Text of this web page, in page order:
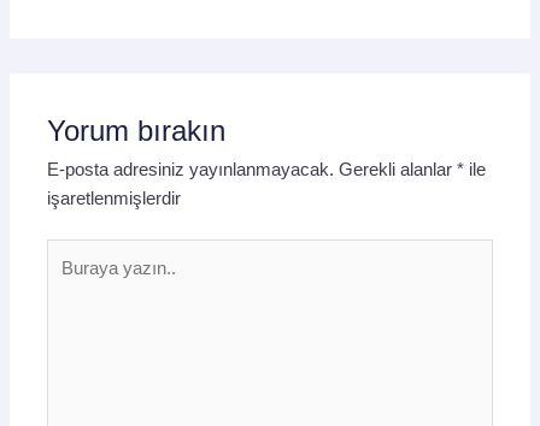
Yorum bırakın
E-posta adresiniz yayınlanmayacak. Gerekli alanlar* ile
işaretlenmişlerdir
yazın..